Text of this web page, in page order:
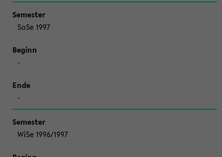
SoSe 1997
-
-
WiSe 1996/1997